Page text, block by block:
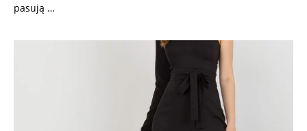
pasują …